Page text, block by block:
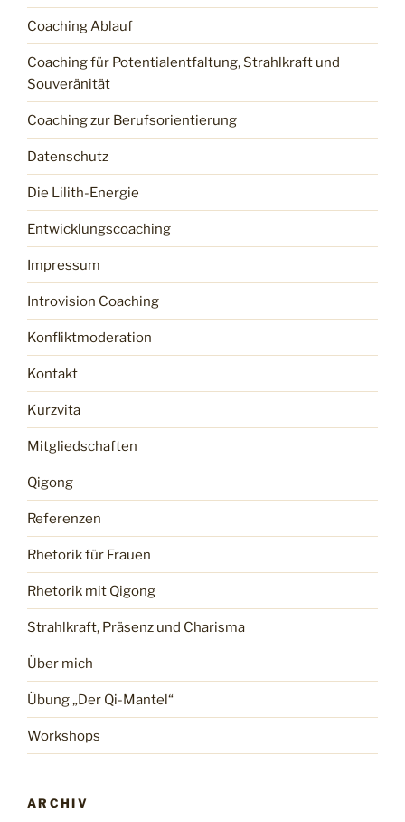
Coaching Ablauf
Coaching für Potentialentfaltung, Strahlkraft und
Souveränität
Coaching zur Berufsorientierung
Datenschutz
Die Lilith-Energie
Entwicklungscoaching
Impressum
Introvision Coaching
Konfliktmoderation
Kontakt
Kurzvita
Mitgliedschaften
Qigong
Referenzen
Rhetorik für Frauen
Rhetorik mit Qigong
Strahlkraft, Präsenz und Charisma
Über mich
Übung „Der Qi-Mantel“
Workshops
ARCHIV